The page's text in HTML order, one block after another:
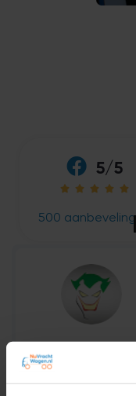
5/5
    
500
“ Had een dag cursus